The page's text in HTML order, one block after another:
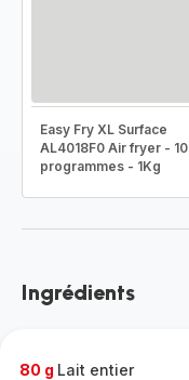
Easy Fry XL Surface
AL4018F0 Air fryer - 10
programmes - 1Kg
Ingrédients
80 g Lait entier